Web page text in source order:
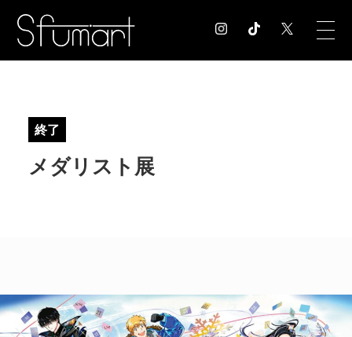
EXHIBITION
終了
メダリスト展